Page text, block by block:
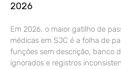
2026
Em 2026, o maior gatilho de
médicas em SJC é a folha de
funções sem descrição, banco
ignorados e registros